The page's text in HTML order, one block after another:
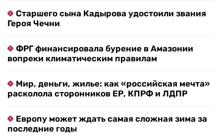
Старшего сына Кадырова удостоили звания
Героя Чечни
ФРГ финансировала бурение в Амазонии
вопреки климатическим правилам
Мир, деньги, жилье: как «российская мечта»
расколола сторонников ЕР, КПРФ и ЛДПР
Европу может ждать самая сложная зима за
последние годы